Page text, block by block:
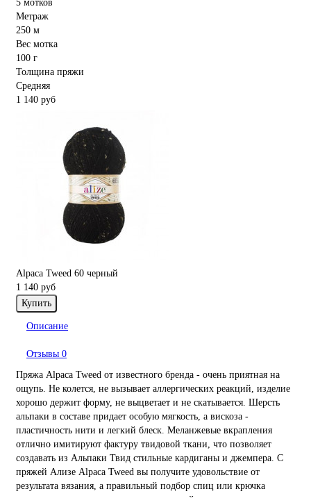
5 мотков
Метраж
250 м
Вес мотка
100 г
Толщина пряжи
Средняя
1 140 руб
Alpaca Tweed 60 черный
1 140 руб
Купить
Описание
Отзывы 0
Пряжа Alpaca Tweed от известного бренда - очень приятная на
ощупь. Не колется, не вызывает аллергических реакций, изделие
хорошо держит форму, не выцветает и не скатывается. Шерсть
альпаки в составе придает особую мягкость, а вискоза -
пластичность нити и легкий блеск. Меланжевые вкрапления
отлично имитируют фактуру твидовой ткани, что позволяет
создавать из Альпаки Твид стильные кардиганы и джемпера. С
пряжей Ализе Alpaca Tweed вы получите удовольствие от
результата вязания, а правильный подбор спиц или крючка